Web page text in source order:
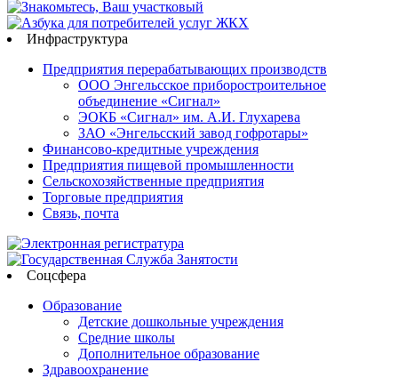
Инфраструктура
Предприятия перерабатывающих производств
ООО Энгельсское приборостроительное
объединение «Сигнал»
ЭОКБ «Сигнал» им. А.И. Глухарева
ЗАО «Энгельсский завод гофротары»
Финансово-кредитные учреждения
Предприятия пищевой промышленности
Сельскохозяйственные предприятия
Торговые предприятия
Связь, почта
Соцсфера
Образование
Детские дошкольные учреждения
Средние школы
Дополнительное образование
Здравоохранение